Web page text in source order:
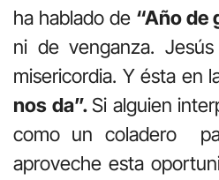
ha hablado de “Año de
ni de venganza.
misericordia. Y ésta en
nos da”.Si alguien
como un coladero
aproveche esta